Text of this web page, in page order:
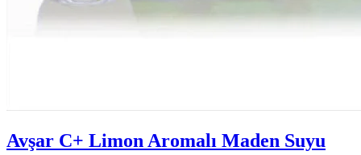
Avşar C+ Limon Aromalı Maden Suyu